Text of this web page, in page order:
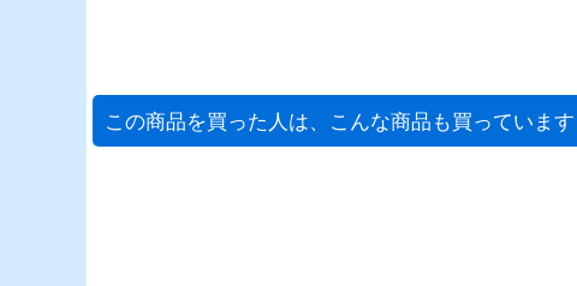
この商品を買った人は、こんな商品も買っています